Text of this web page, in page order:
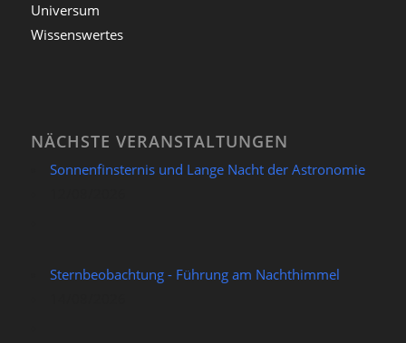
Universum
Wissenswertes
NÄCHSTE VERANSTALTUNGEN
Sonnenfinsternis und Lange Nacht der Astronomie
Sternbeobachtung - Führung am Nachthimmel